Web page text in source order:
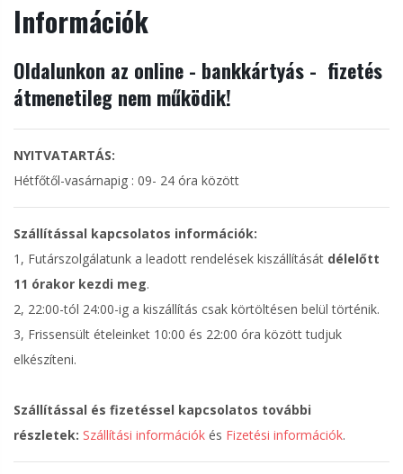
Információk
Oldalunkon az online - bankkártyás - fizetés
átmenetileg nem működik!
NYITVATARTÁS:
Hétfőtől-vasárnapig : 09- 24 óra között
Szállítással kapcsolatos információk:
1, Futárszolgálatunk a leadott rendelések kiszállítását délelőtt
11 órakor kezdi meg.
2, 22:00-tól 24:00-ig a kiszállítás csak körtöltésen belül történik.
3, Frissensült ételeinket 10:00 és 22:00 óra között tudjuk
elkészíteni.
Szállítással és fizetéssel kapcsolatos további
részletek: Szállítási információk és Fizetési információk.